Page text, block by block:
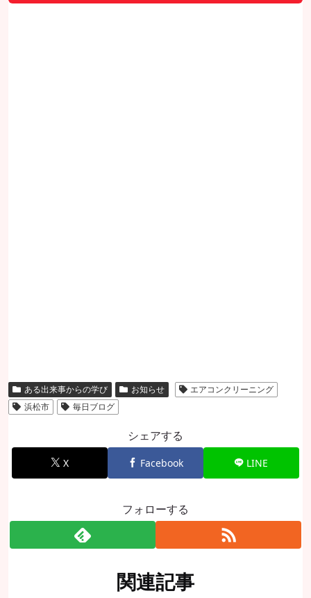
ある出来事からの学び お知らせ
エアコンクリーニング
浜松市
毎日ブログ
シェアする
X Facebook LINE
フォローする
関連記事